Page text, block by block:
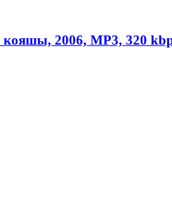
кояшы, 2006, MP3, 320